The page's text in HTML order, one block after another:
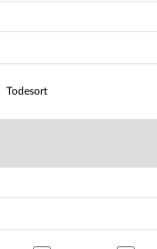
Todesort